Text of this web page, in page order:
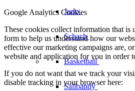
Judo
Schach
Basketball
Salibandy
Google Analytics Cookies
These cookies collect information that is
form to help us understand how our
effective our marketing campaigns are,
website and application for you in order
If you do not want that we track your
disable tracking in your browser here: